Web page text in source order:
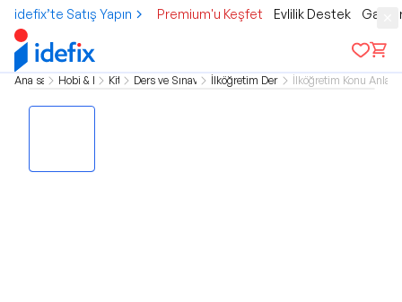
idefix’te Satış Yapın Premium'u Keşfet Evlilik Destek
Ana sayfaHobi & KültürKitap Ders ve Sınav Kitaplarıİlköğretim Ders Kitaplarıİlköğretim Konu